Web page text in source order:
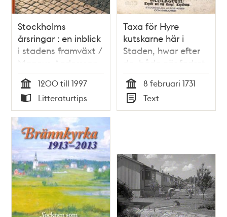
Stockholms
årsringar : en inblick
i stadens framväxt /
Magnus Andersson
Tid
1200 till 1997
Typ
Litteraturtips
Taxa för Hyre
kutskarne här i
Staden, hwar efter
de, både när fodret
inkiöpes til mindre
eller högre prijs sig
skola rätta.
Stockholms Rådhus
Tid
8 februari 1731
Typ
Text